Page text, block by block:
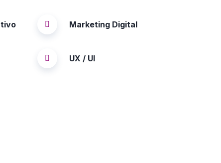
Marketing Digital
UX / UI